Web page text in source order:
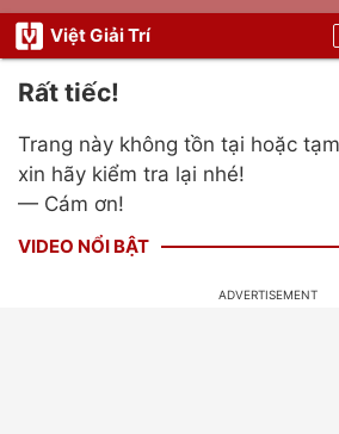
Việt Giải Trí
Rất tiếc!
Trang này không tồn tại hoặc
xin hãy kiểm tra lại nhé!
— Cám ơn!
VIDEO NỔI BẬT